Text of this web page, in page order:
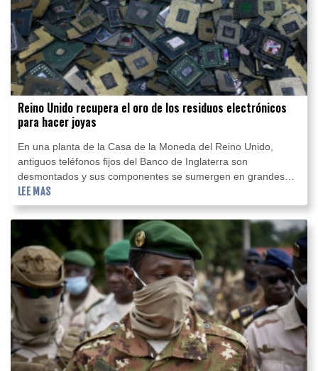
Reino Unido recupera el oro de los residuos electrónicos
para hacer joyas
En una planta de la Casa de la Moneda del Reino Unido,
antiguos teléfonos fijos del Banco de Inglaterra son
desmontados y sus componentes se sumergen en grandes
depósitos con sustancias químicas. El objetivo es recuperar el
oro presente en sus circuitos electrónicos.
LEE MAS